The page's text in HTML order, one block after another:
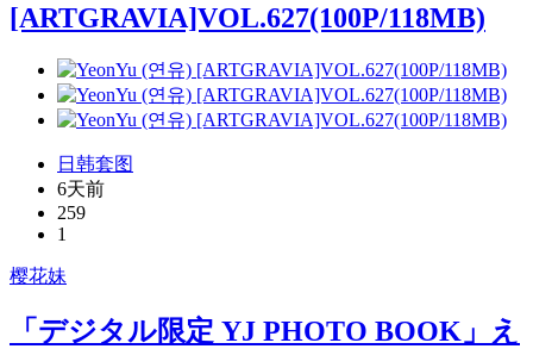
[ARTGRAVIA]VOL.627(100P/118MB)
日韩套图
6天前
259
1
樱花妹
「デジタル限定 YJ PHOTO BOOK」え